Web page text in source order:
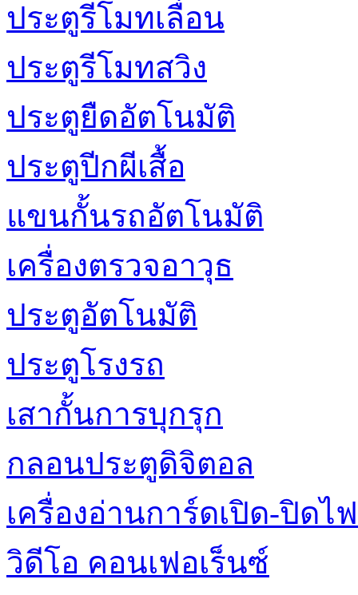
ประตูรีโมทเลื่อน
ประตูรีโมทสวิง
ประตูยืดอัตโนมัติ
ประตูปีกผีเสื้อ
แขนกั้นรถอัตโนมัติ
เครื่องตรวจอาวุธ
ประตูอัตโนมัติ
ประตูโรงรถ
เสากั้นการบุกรุก
กลอนประตูดิจิตอล
เครื่องอ่านการ์ดเปิด-ปิดไฟ
วิดีโอ คอนเฟอเร็นซ์